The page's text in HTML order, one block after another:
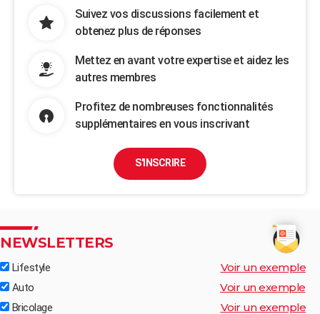
Suivez vos discussions facilement et
obtenez plus de réponses
Mettez en avant votre expertise et aidez les
autres membres
Profitez de nombreuses fonctionnalités
supplémentaires en vous inscrivant
S'INSCRIRE
NEWSLETTERS
Lifestyle Voir un exemple
Auto Voir un exemple
Bricolage Voir un exemple